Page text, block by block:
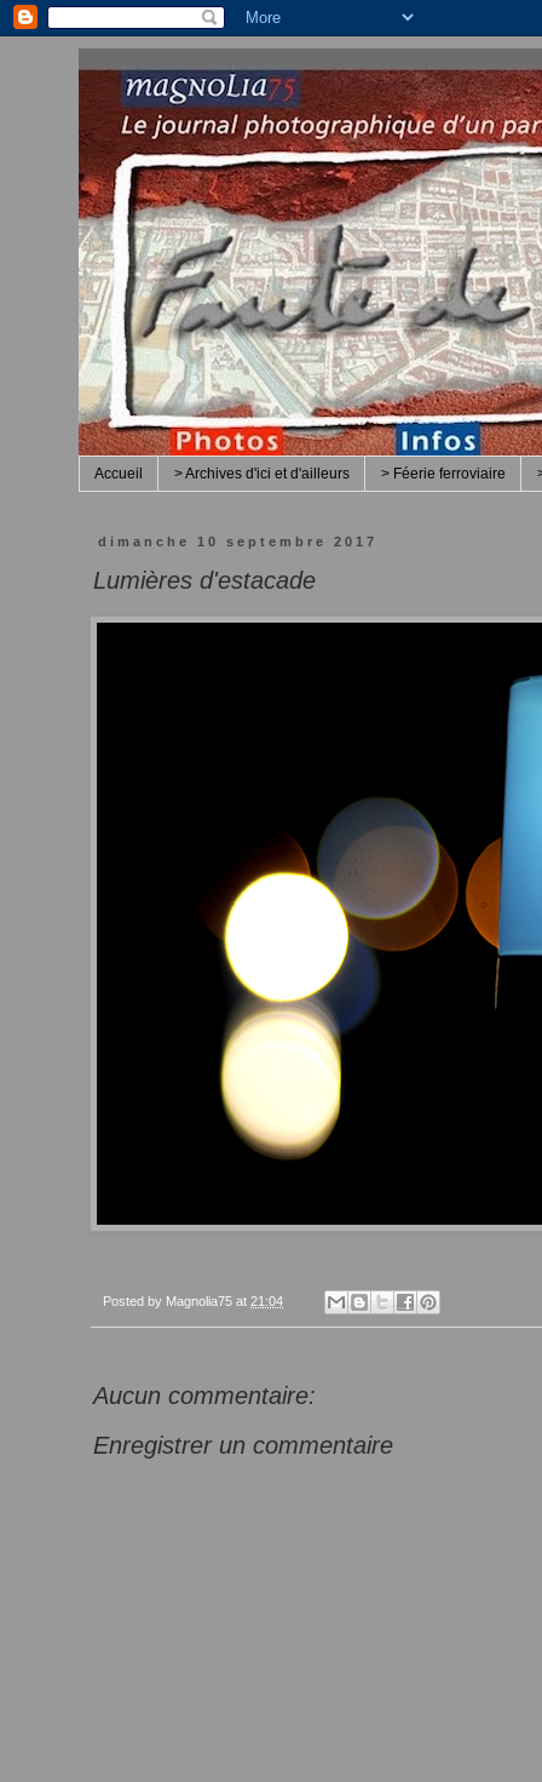
Accueil > Archives d'ici et d'ailleurs > Féerie ferroviaire
dimanche 10 septembre 2017
Lumières d'estacade
Posted by Magnolia75 at 21:04
Aucun commentaire:
Enregistrer un commentaire